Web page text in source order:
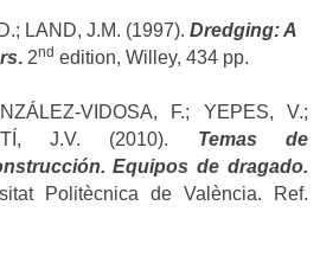
LAND, J.M. (1997). Dredging: A
. 2nd edition, Willey, 434 pp.
VIDOSA, F.; YEPES, V.;
J.V. (2010). Temas de
Equipos de dragado.
Politècnica de València. Ref.